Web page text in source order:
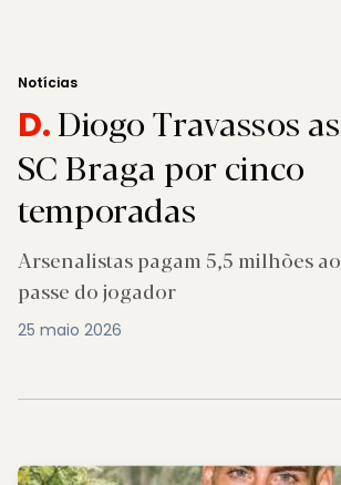
Notícias
D.Diogo Travassos
SC Braga por cinco
temporadas
Arsenalistas pagam 5,5 milhões
passe do jogador
25 maio 2026